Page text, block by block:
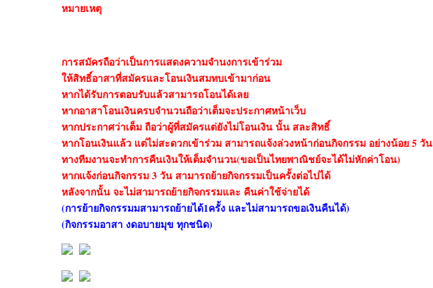
หมายเหตุ
การสมัครถือว่าเป็นการแสดงความจำนงการเข้าร่วม
ให้สิทธิ์อาสาที่สมัครและโอนเงินสมทบเข้ามาก่อน
หากได้รับการตอบรับแล้วสามารถโอนได้เลย
หากอาสาโอนเงินครบจำนวนถือว่าเต็มจะประกาศหน้าเว็บ
หากประกาศว่าเต็ม ถือว่าผู้ที่สมัครแต่ยังไม่โอนเงิน นั้น สละสิทธิ์
หากโอนเงินแล้ว แต่ไม่สะดวกเข้าร่วม สามารถแจ้งล่วงหน้าก่อนกิจกรรม อย่างน้อย 5 วัน
ทางทีมงานจะทำการคืนเงินให้เต็มจำนวน(ขอเป็นไทยพาณิชย์จะได้ไม่หักค่าโอน)
หากแจ้งก่อนกิจกรรม 3 วัน สามารถย้ายกิจกรรมเป็นครั้งต่อไปได้
หลังจากนั้น จะไม่สามารถย้ายกิจกรรมและ คืนค่าใช้จ่ายได้
(การย้ายกิจกรรมมสามารถย้ายได้1ครั้ง และไม่สามารถขอเงินคืนได้)
(กิจกรรมอาสา งดอบายมุข ทุกชนิด)